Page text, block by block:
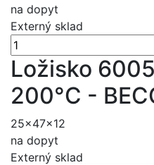
na dopyt
Externý sklad
Ložisko
200°C -
25x47x12
na dopyt
Externý sklad